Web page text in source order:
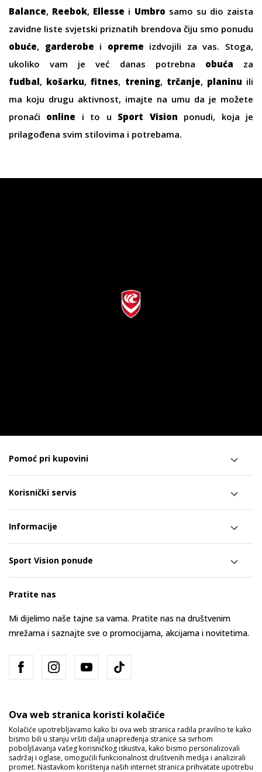
Balance, Reebok, Ellesse i Umbro samo su dio zaista
zavidne liste svjetski priznatih brendova čiju smo ponudu
obuće, garderobe i opreme izdvojili za vas. Stoga,
ukoliko vam je već danas potrebna obuća za
fudbal, košarku,fitnes, trening, trčanje, planinu ili
ma koju drugu aktivnost, imajte na umu da je možete
pronaći online i to u Sport Vision ponudi, koja je
prilagođena svim stilovima i potrebama.
Pomoć pri kupovini
Korisnički servis
Informacije
Sport Vision ponude
Pratite nas
Mi dijelimo naše tajne sa vama. Pratite nas na društvenim
mrežama i saznajte sve o promocijama, akcijama i novitetima.
Bosna i Hercegovina Promijenite
Ova web stranica koristi kolačiće
Kolačiće upotrebljavamo kako bi ova web stranica radila pravilno te kako
bismo bili u stanju vršiti dalja unapređenja stranice sa svrhom
poboljšavanja vašeg korisničkog iskustva, kako bismo personalizovali
sadržaj i oglase, omogućili funkcionalnost društvenih medija i analizirali
promet. Nastavkom korištenja naših internet stranica prihvatate upotrebu